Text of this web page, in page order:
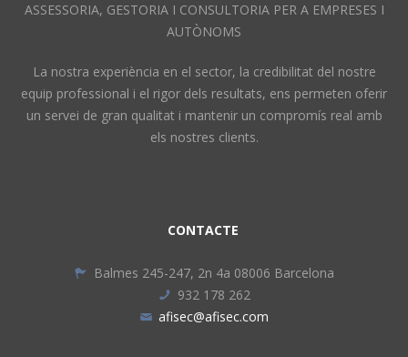
ASSESSORIA, GESTORIA I CONSULTORIA PER A EMPRESES I
AUTÒNOMS
La nostra experiència en el sector, la credibilitat del nostre
equip professional i el rigor dels resultats, ens permeten oferir
un servei de gran qualitat i mantenir un compromís real amb
els nostres clients.
CONTACTE
Balmes 245-247, 2n 4a 08006 Barcelona
932 178 262
afisec@afisec.com